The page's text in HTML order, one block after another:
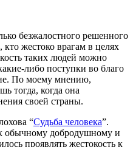
безжалостного решенного
кто жестоко врагам в целях
таких людей можно
либо поступки во благо
По моему мнению,
тогда, когда она
своей страны.
“Судьба человека”.
обычному добродушному и
проявлять жестокость к